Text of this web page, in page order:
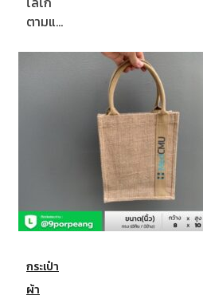
ตามแ…
กระเป๋า
ผ้า